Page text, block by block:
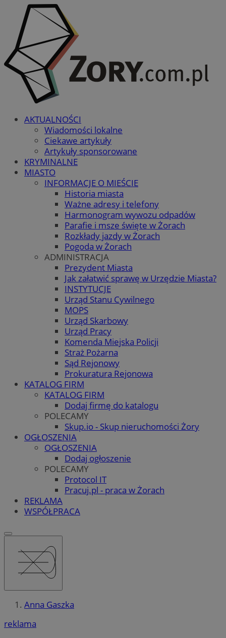
AKTUALNOŚCI
Wiadomości lokalne
Ciekawe artykuły
Artykuły sponsorowane
KRYMINALNE
MIASTO
INFORMACJE O MIEŚCIE
Historia miasta
Ważne adresy i telefony
Harmonogram wywozu odpadów
Parafie i msze święte w Żorach
Rozkłady jazdy w Żorach
Pogoda w Żorach
ADMINISTRACJA
Prezydent Miasta
Jak załatwić sprawę w Urzędzie Miasta?
INSTYTUCJE
Urząd Stanu Cywilnego
MOPS
Urząd Skarbowy
Urząd Pracy
Komenda Miejska Policji
Straż Pożarna
Sąd Rejonowy
Prokuratura Rejonowa
KATALOG FIRM
KATALOG FIRM
Dodaj firmę do katalogu
POLECAMY
Skup.io - Skup nieruchomości Żory
OGŁOSZENIA
OGŁOSZENIA
Dodaj ogłoszenie
POLECAMY
Protocol IT
Pracuj.pl - praca w Żorach
REKLAMA
WSPÓŁPRACA
Anna Gaszka
reklama